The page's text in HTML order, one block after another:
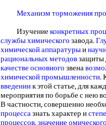
Механизм торможения
Изучение конкретных
службы химического завода.
химической аппаратурыи
рациональных методовзащиты
качестве основного звена
химической промышленности.
введениик этой статье, для
мероприятия по борьбе с нею
В частности, совершенно
процессазнать характер и
процессов,значение